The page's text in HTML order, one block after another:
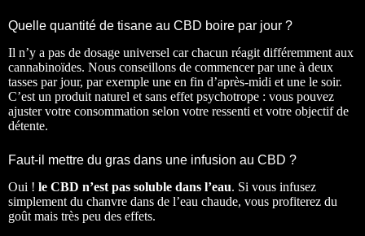
Quelle quantité de tisane au CBD boire par jour ?
Il n’y a pas de dosage universel car chacun réagit différemment aux
cannabinoïdes. Nous conseillons de commencer par une à deux
tasses par jour, par exemple une en fin d’après-midi et une le soir.
C’est un produit naturel et sans effet psychotrope : vous pouvez
ajuster votre consommation selon votre ressenti et votre objectif de
détente.
Faut-il mettre du gras dans une infusion au CBD ?
Oui ! le CBD n’est pas soluble dans l’eau. Si vous infusez
simplement du chanvre dans de l’eau chaude, vous profiterez du
goût mais très peu des effets.